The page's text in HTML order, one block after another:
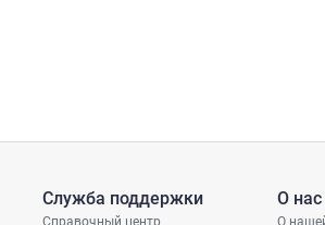
Служба поддержки
Справочный центр
О нас
О